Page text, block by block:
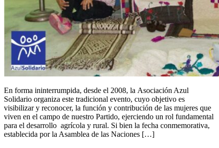
En forma ininterrumpida, desde el 2008, la Asociación Azul
Solidario organiza este tradicional evento, cuyo objetivo es
visibilizar y reconocer, la función y contribución de las mujeres que
viven en el campo de nuestro Partido, ejerciendo un rol fundamental
para el desarrollo agrícola y rural. Si bien la fecha conmemorativa,
establecida por la Asamblea de las Naciones […]